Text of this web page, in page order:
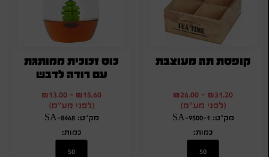
קופסת תה מעוצבת
₪31.20
-
₪26.00
(לפני מע"מ)
מק"ט: SA-9500-1
כמות:
כוס זכוכית ממותגת
עם רודה לדבש
₪15.60
-
₪13.00
(לפני מע"מ)
מק"ט: SA-8468
כמות: